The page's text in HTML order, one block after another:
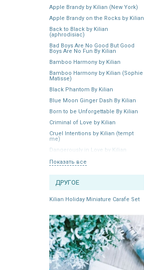
Apple Brandy by Kilian (New York)
Apple Brandy on the Rocks by Kilian
Back to Black by Kilian
(aphrodisiac)
Bad Boys Are No Good But Good
Boys Are No Fun By Kilian
Bamboo Harmony by Kilian
Bamboo Harmony by Kilian (Sophie
Matisse)
Black Phantom By Kilian
Blue Moon Ginger Dash By Kilian
Born to be Unforgettable By Kilian
Criminal of Love by Kilian
Cruel Intentions by Kilian (tempt
me)
Dangerously in Love by Kilian
Показать все
ДРУГОЕ
Kilian Holiday Miniature Carafe Set